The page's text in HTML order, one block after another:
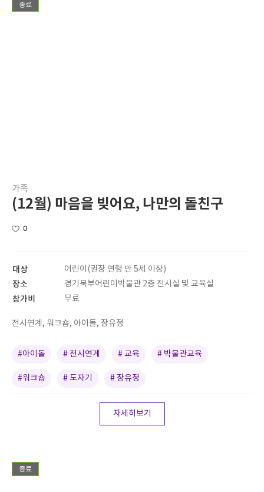
종료
가족
(12월) 마음을 빚어요, 나만의 돌친구
0
대상 어린이(권장 연령 만 5세 이상)
장소 경기북부어린이박물관 2층 전시실 및 교육실
참가비 무료
전시연계, 워크숍, 아이돌, 장유정
#아이돌 # 전시연계 # 교육 # 박물관교육
#워크숍 # 도자기 # 장유정
자세히보기
종료